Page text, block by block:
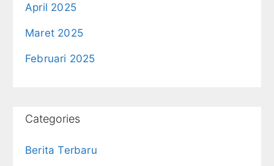
April 2025
Maret 2025
Februari 2025
Categories
Berita Terbaru